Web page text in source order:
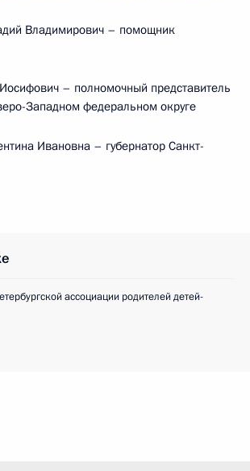
Владимирович – помощник
– полномочный представитель
Западном федеральном округе
Ивановна – губернатор Санкт-
ассоциации родителей детей-